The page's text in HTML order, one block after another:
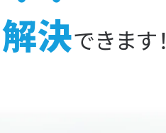
解決できます！